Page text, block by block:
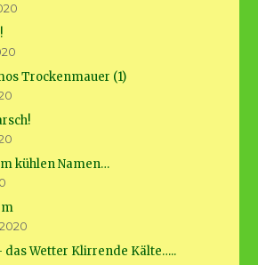
Trockenmauer (1)
kühlen Namen…
m
das Wetter Klirrende Kälte…..